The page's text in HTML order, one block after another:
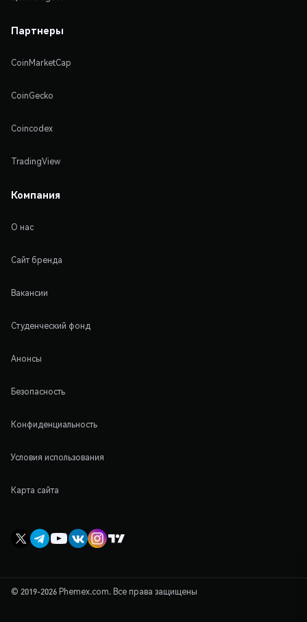
Партнеры
CoinMarketCap
CoinGecko
Coincodex
TradingView
Компания
О нас
Сайт бренда
Вакансии
Студенческий фонд
Анонсы
Безопасность
Конфиденциальность
Условия использования
Карта сайта
© 2019-2026 Phemex.com. Все права защищены